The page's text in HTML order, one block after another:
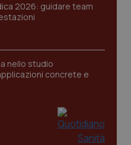
2026: guidare team
nello studio
concrete e